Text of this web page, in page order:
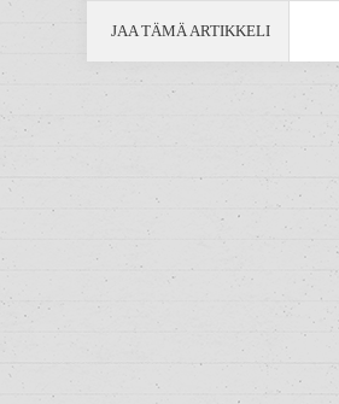
JAA TÄMÄ ARTIKKELI